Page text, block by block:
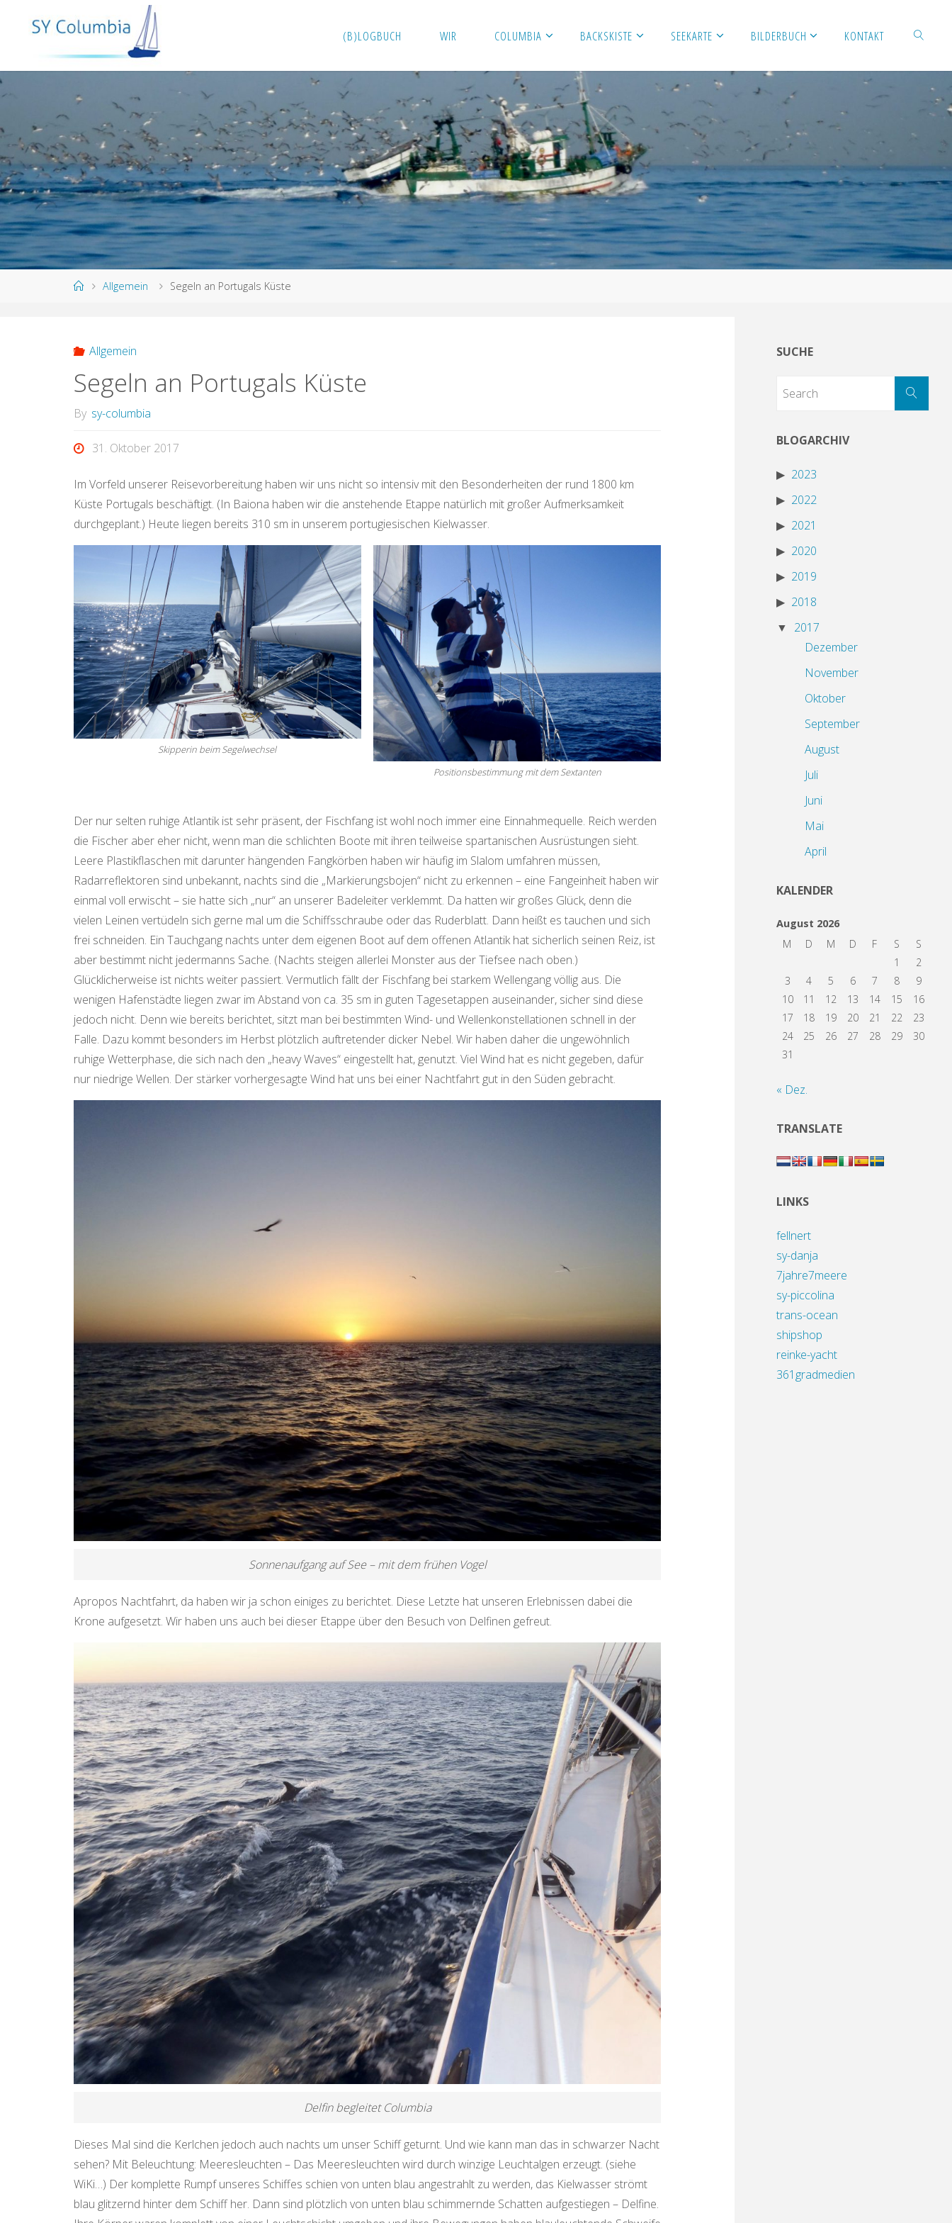
(B)LOGBUCH WIR COLUMBIA BACKSKISTE SEEKARTE BILDERBUCH KONTAKT
Allgemein Segeln an Portugals Küste
Allgemein
Segeln an Portugals Küste
By sy-columbia
31. Oktober 2017
Im Vorfeld unserer Reisevorbereitung haben wir uns nicht so intensiv mit den Besonderheiten der rund 1800 km
Küste Portugals beschäftigt. (In Baiona haben wir die anstehende Etappe natürlich mit großer Aufmerksamkeit
durchgeplant.) Heute liegen bereits 310 sm in unserem portugiesischen Kielwasser.
Skipperin beim Segelwechsel
Positionsbestimmung mit dem Sextanten
Der nur selten ruhige Atlantik ist sehr präsent, der Fischfang ist wohl noch immer eine Einnahmequelle. Reich werden
die Fischer aber eher nicht, wenn man die schlichten Boote mit ihren teilweise spartanischen Ausrüstungen sieht.
Leere Plastikflaschen mit darunter hängenden Fangkörben haben wir häufig im Slalom umfahren müssen,
Radarreflektoren sind unbekannt, nachts sind die „Markierungsbojen“ nicht zu erkennen – eine Fangeinheit haben wir
einmal voll erwischt – sie hatte sich „nur“ an unserer Badeleiter verklemmt. Da hatten wir großes Glück, denn die
vielen Leinen vertüdeln sich gerne mal um die Schiffsschraube oder das Ruderblatt. Dann heißt es tauchen und sich
frei schneiden. Ein Tauchgang nachts unter dem eigenen Boot auf dem offenen Atlantik hat sicherlich seinen Reiz, ist
aber bestimmt nicht jedermanns Sache. (Nachts steigen allerlei Monster aus der Tiefsee nach oben.)
Glücklicherweise ist nichts weiter passiert. Vermutlich fällt der Fischfang bei starkem Wellengang völlig aus. Die
wenigen Hafenstädte liegen zwar im Abstand von ca. 35 sm in guten Tagesetappen auseinander, sicher sind diese
jedoch nicht. Denn wie bereits berichtet, sitzt man bei bestimmten Wind- und Wellenkonstellationen schnell in der
Falle. Dazu kommt besonders im Herbst plötzlich auftretender dicker Nebel. Wir haben daher die ungewöhnlich
ruhige Wetterphase, die sich nach den „heavy Waves“ eingestellt hat, genutzt. Viel Wind hat es nicht gegeben, dafür
nur niedrige Wellen. Der stärker vorhergesagte Wind hat uns bei einer Nachtfahrt gut in den Süden gebracht.
Sonnenaufgang auf See – mit dem frühen Vogel
Apropos Nachtfahrt, da haben wir ja schon einiges zu berichtet. Diese Letzte hat unseren Erlebnissen dabei die
Krone aufgesetzt. Wir haben uns auch bei dieser Etappe über den Besuch von Delfinen gefreut.
Delfin begleitet Columbia
Dieses Mal sind die Kerlchen jedoch auch nachts um unser Schiff geturnt. Und wie kann man das in schwarzer Nacht
sehen? Mit Beleuchtung: Meeresleuchten – Das Meeresleuchten wird durch winzige Leuchtalgen erzeugt. (siehe
WiKi…) Der komplette Rumpf unseres Schiffes schien von unten blau angestrahlt zu werden, das Kielwasser strömt
blau glitzernd hinter dem Schiff her. Dann sind plötzlich von unten blau schimmernde Schatten aufgestiegen – Delfine.
SUCHE
BLOGARCHIV
2023
2022
2021
2020
2019
2018
2017
Dezember
November
Oktober
September
August
Juli
Juni
Mai
April
KALENDER
August 2026
M
D M D F S
S
1
2
3
4 5 6 7 8
9
10
11 12 13 14 15
16
17
18 19 20 21 22
23
24
25 26 27 28 29
30
31
« Dez.
TRANSLATE
LINKS
fellnert
sy-danja
7jahre7meere
sy-piccolina
trans-ocean
shipshop
reinke-yacht
361gradmedien